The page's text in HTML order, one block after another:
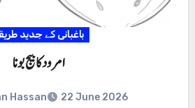
باغبانی کے جدید
امرود کا بیج بونا
Hassan
22 June 2026